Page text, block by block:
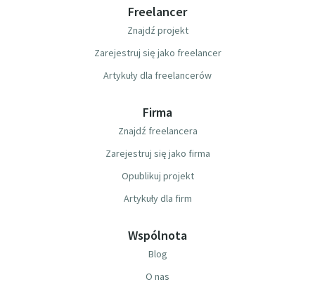
Freelancer
Znajdź projekt
Zarejestruj się jako freelancer
Artykuły dla freelancerów
Firma
Znajdź freelancera
Zarejestruj się jako firma
Opublikuj projekt
Artykuły dla firm
Wspólnota
Blog
O nas